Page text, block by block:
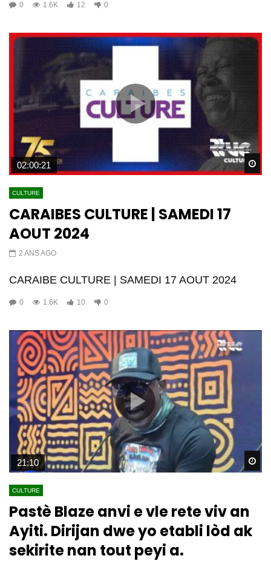
0 1.6K 12 0
02:00:21
CULTURE
CARAIBES CULTURE | SAMEDI 17
AOUT 2024
2 ANS AGO
CARAIBE CULTURE | SAMEDI 17 AOUT 2024
0 1.6K 10 0
21:10
CULTURE
Pastè Blaze anvi e vle rete viv an
Ayiti. Dirijan dwe yo etabli lòd ak
sekirite nan tout peyi a.